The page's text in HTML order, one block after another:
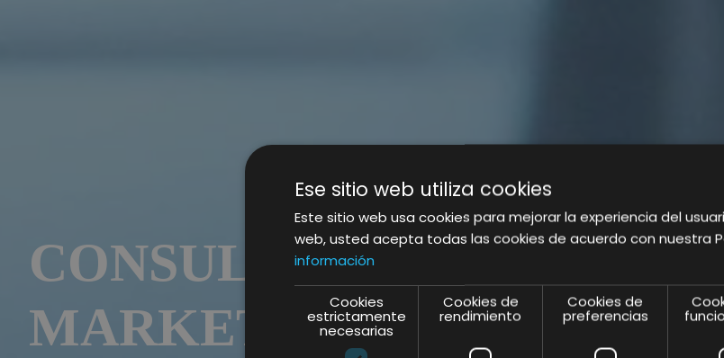
CONSULTORÍA DE
MARKETING
Ese sitio web utiliza cookies
Este sitio web usa cookies para mejorar la experiencia del
web, usted acepta todas las cookies de acuerdo con nuestra
información
Cookies
estrictamente
necesarias
Cookies de
rendimiento
Cookies de
preferencias